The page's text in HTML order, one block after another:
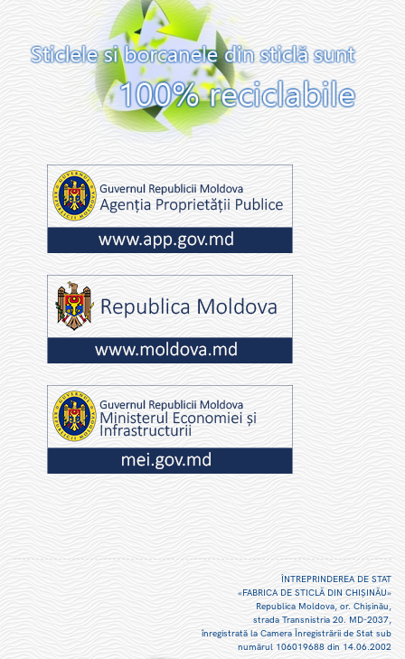
ÎNTREPRINDEREA DE STAT
«FABRICA DE STICLĂ DIN CHIŞINĂU»
Republica Moldova, or. Chişinău,
strada Transnistria 20. MD-2037,
înregistrată la Camera Înregistrării de Stat sub
numărul 106019688 din 14.06.2002